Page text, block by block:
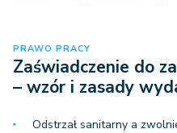
PRAWO PRACY
Zaświadczenie do
– wzór i zasady
Odstrzał sanitarny a